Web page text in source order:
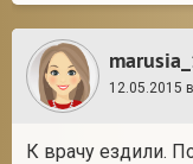
12.05.2015
К врачу ездили.